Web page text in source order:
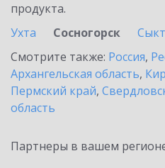
продукта.
Ухта
Сосногорск
Смотрите также: Россия,
Архангельская область,
Пермский край,
область
Партнеры в вашем